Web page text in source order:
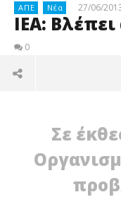
ΑΠΕ Νέα 27/06/
IEA:
0
Σε